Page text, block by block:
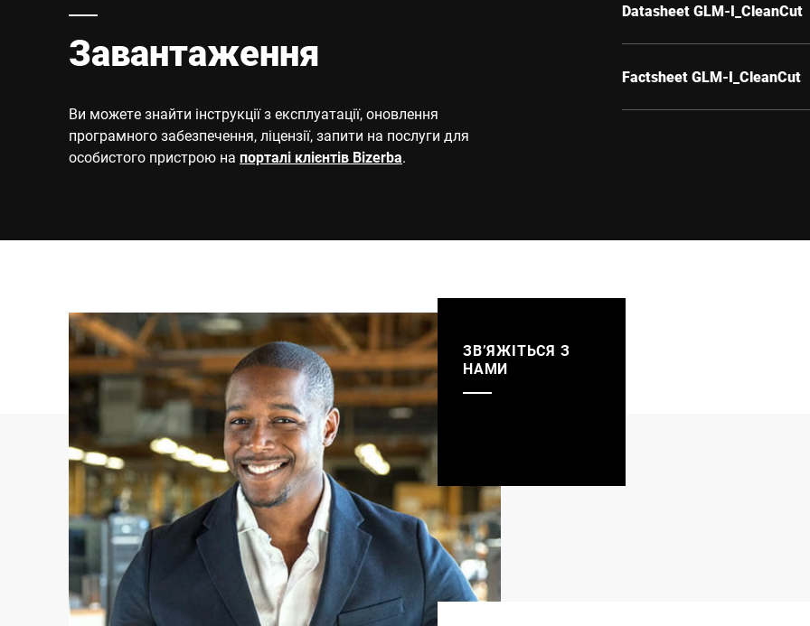
Завантаження
Ви можете знайти інструкції з експлуатації, оновлення
програмного забезпечення, ліцензії, запити на послуги для
особистого пристрою на порталі клієнтів Bizerba.
Datasheet GLM-I_CleanCut
Factsheet GLM-I_CleanCut
ЗВ’ЯЖІТЬСЯ З
НАМИ